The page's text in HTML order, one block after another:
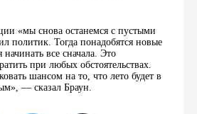
«мы снова останемся с пустыми
политик. Тогда понадобятся новые
все сначала. Это
при любых обстоятельствах.
шансом на то, что лето будет в
— сказал Браун.